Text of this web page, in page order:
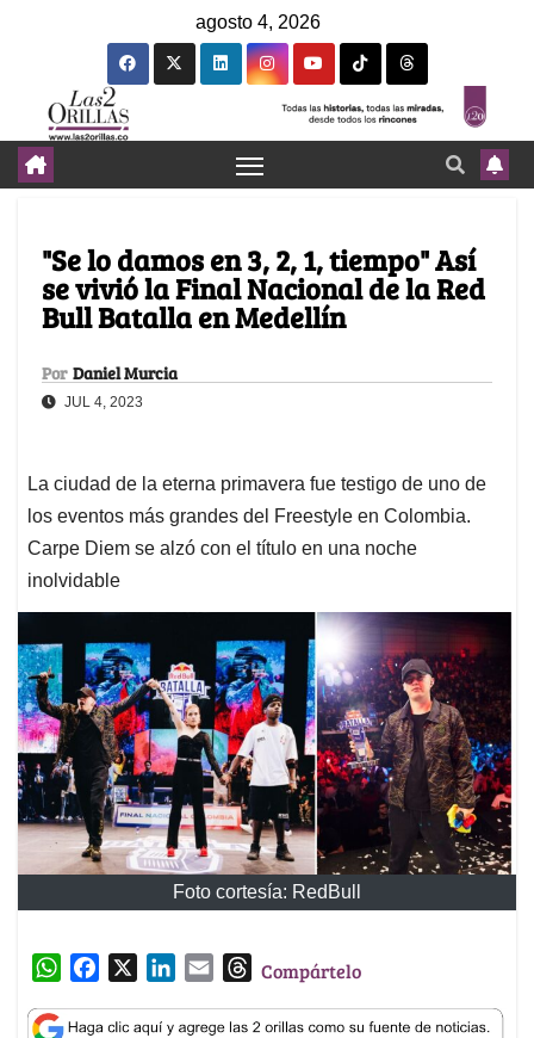
agosto 4, 2026
"Se lo damos en 3, 2, 1, tiempo" Así
se vivió la Final Nacional de la Red
Bull Batalla en Medellín
Por Daniel Murcia
JUL 4, 2023
La ciudad de la eterna primavera fue testigo de uno de
los eventos más grandes del Freestyle en Colombia.
Carpe Diem se alzó con el título en una noche
inolvidable
Foto cortesía: RedBull
W
a
c
n
a
T
r
Compártelo